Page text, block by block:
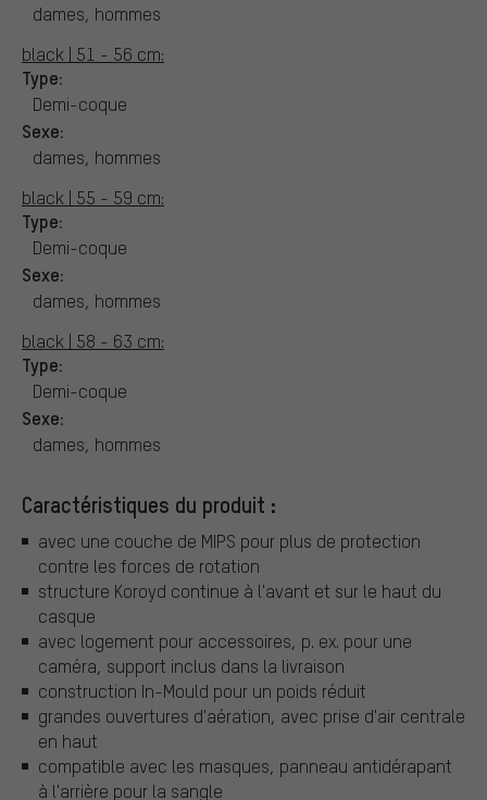
dames, hommes
black | 51 - 56 cm:
Type:
Demi-coque
Sexe:
dames, hommes
black | 55 - 59 cm:
Type:
Demi-coque
Sexe:
dames, hommes
black | 58 - 63 cm:
Type:
Demi-coque
Sexe:
dames, hommes
Caractéristiques du produit :
avec une couche de MIPS pour plus de protection
contre les forces de rotation
structure Koroyd continue à l'avant et sur le haut du
casque
avec logement pour accessoires, p. ex. pour une
caméra, support inclus dans la livraison
construction In-Mould pour un poids réduit
grandes ouvertures d'aération, avec prise d'air centrale
en haut
compatible avec les masques, panneau antidérapant
à l'arrière pour la sangle